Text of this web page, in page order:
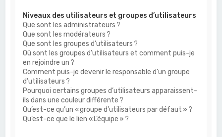
Niveaux des utilisateurs et groupes d’utilisateurs
Que sont les administrateurs ?
Que sont les modérateurs ?
Que sont les groupes d’utilisateurs ?
Où sont les groupes d’utilisateurs et comment puis-je
en rejoindre un ?
Comment puis-je devenir le responsable d’un groupe
d’utilisateurs ?
Pourquoi certains groupes d’utilisateurs apparaissent-
ils dans une couleur différente ?
Qu’est-ce qu’un « groupe d’utilisateurs par défaut » ?
Qu’est-ce que le lien « L’équipe » ?